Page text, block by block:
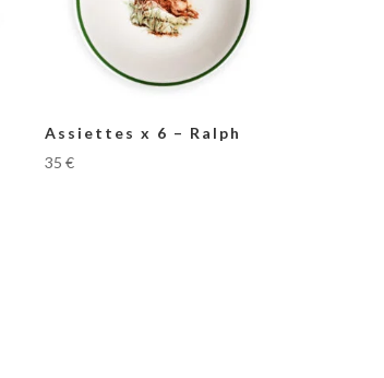
Assiettes x 6 – Ralph
35€